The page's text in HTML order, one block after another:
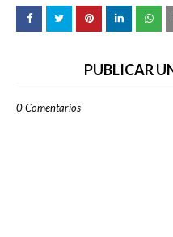
PUBLICAR
0 Comentarios